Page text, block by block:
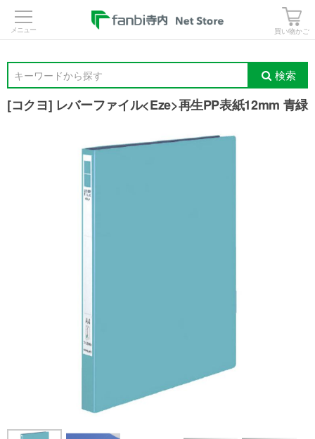
買い物かご
キーワードから探す 検索
[コクヨ] レバーファイル<Eze>再生PP表紙12mm 青緑